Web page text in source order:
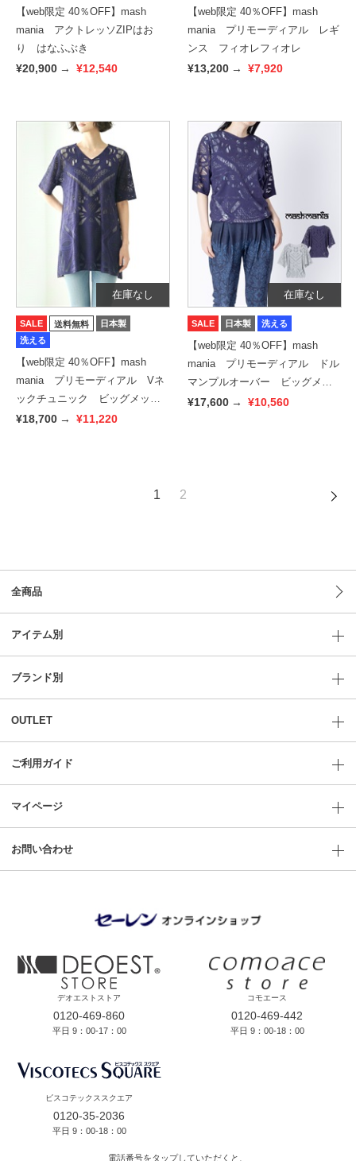
【web限定 40％OFF】mash
mania アクトレッソZIPはお
り はなふぶき
¥20,900 → ¥12,540
【web限定 40％OFF】mash
mania プリモーディアル レギ
ンス フィオレフィオレ
¥13,200 → ¥7,920
在庫なし
SALE 送料無料
日本製
洗える
【web限定 40％OFF】mash
mania プリモーディアル Vネ
ックチュニック ビッグメッシ
ュ
¥18,700 → ¥11,220
在庫なし
SALE 日本製 洗える
【web限定 40％OFF】mash
mania プリモーディアル ドル
マンプルオーバー ビッグメッ
シュ
¥17,600 → ¥10,560
1 2
全商品
アイテム別
ブランド別
OUTLET
ご利用ガイド
マイページ
お問い合わせ
デオエストストア
0120-469-860
平日 9：00-17：00
コモエース
0120-469-442
平日 9：00-18：00
ビスコテックススクエア
0120-35-2036
平日 9：00-18：00
電話番号をタップしていただくと、